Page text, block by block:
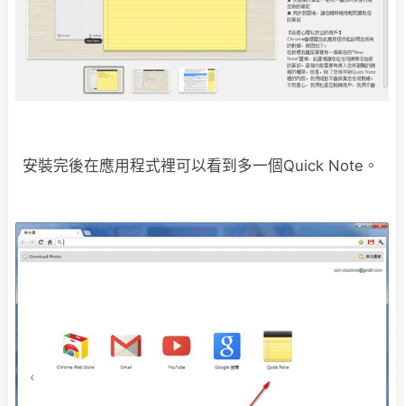
安裝完後在應用程式裡可以看到多一個Quick Note。